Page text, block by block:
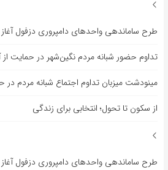
طرح ساماندهی واحدهای دامپروری دزفول
تداوم حضور شبانه مردم نگین‌شهر در حمایت از
مینودشت میزبان تداوم اجتماع شبانه مردم در
از سکون تا تحول؛ انتخابی برای زندگی
طرح ساماندهی واحدهای دامپروری دزفول